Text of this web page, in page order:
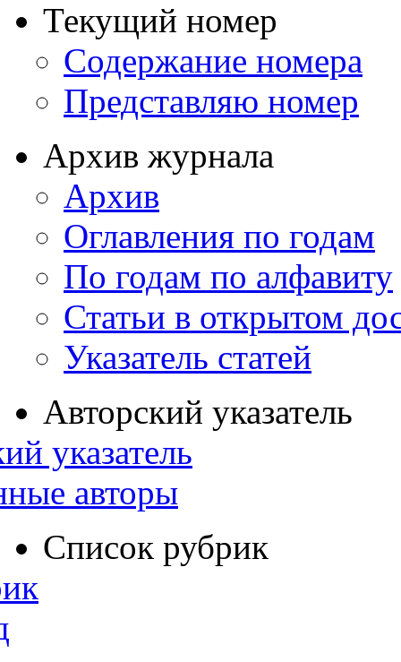
Текущий номер
Содержание номера
Представляю номер
Архив журнала
Архив
Оглавления по годам
По годам по алфавиту
Статьи в открытом
Указатель статей
Авторский указатель
указатель
авторы
Список рубрик